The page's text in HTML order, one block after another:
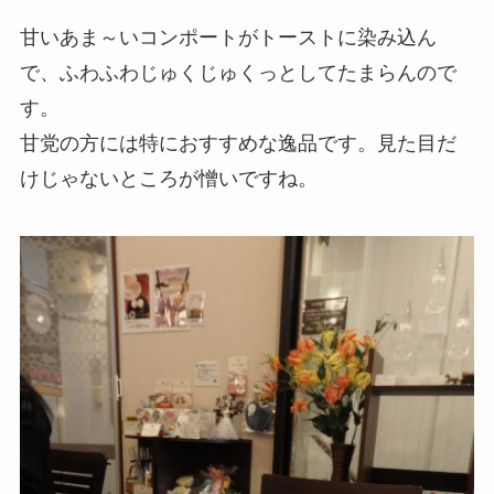
甘いあま～いコンポートがトーストに染み込ん
で、ふわふわじゅくじゅくっとしてたまらんので
す。
甘党の方には特におすすめな逸品です。見た目だ
けじゃないところが憎いですね。